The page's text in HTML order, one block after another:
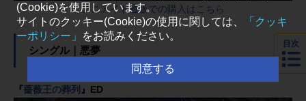
アニメイト通販での購入はこちら
シングル｜悪夢
『薔薇王の葬列 』ED
目次
(Cookie)を使用しています。
サイトのクッキー(Cookie)の使用に関しては、
「クッキ
ーポリシー」
をお読みください。
同意する